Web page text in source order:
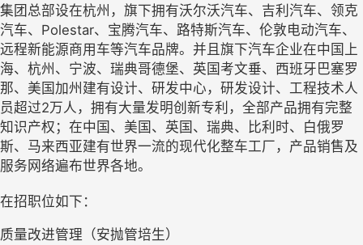
集团总部设在杭州，旗下拥有沃尔沃汽车、吉利汽车、领克
汽车、Polestar、宝腾汽车、路特斯汽车、伦敦电动汽车、
远程新能源商用车等汽车品牌。并且旗下汽车企业在中国上
海、杭州、宁波、瑞典哥德堡、英国考文垂、西班牙巴塞罗
那、美国加州建有设计、研发中心，研发设计、工程技术人
员超过2万人，拥有大量发明创新专利，全部产品拥有完整
知识产权；在中国、美国、英国、瑞典、比利时、白俄罗
斯、马来西亚建有世界一流的现代化整车工厂，产品销售及
服务网络遍布世界各地。
在招职位如下：
质量改进管理（安抛管培生）